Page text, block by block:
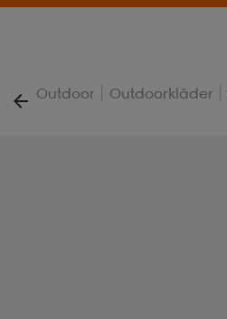
Outdoor | Outdoorkläder |